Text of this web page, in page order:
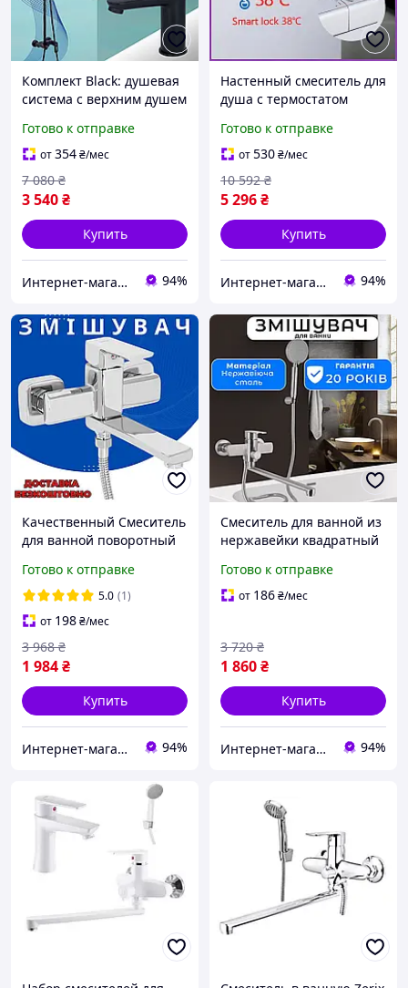
Комплект Black: душевая
система с верхним душем
раковины
Готово к отправке
от354₴/мес
3 540₴
7 080 ₴
Купить
Интернет-магазин Строй Дом 94%
Настенный смеситель для
душа с термостатом
в ванную комнату
Готово к отправке
от530₴/мес
5 296₴
10 592 ₴
Купить
Интернет-магазин Строй Дом 94%
Качественный Смеситель
для ванной поворотный
ванную Краны для
ванной комнаты
Готово к отправке
5.0 (1)
от 198₴/мес
1 984₴
3 968 ₴
Купить
Интернет-магазин Строй Дом 94%
Смеситель для ванной из
нержавейки квадратный
излив качественный
комплект лейкой и шланг
Готово к отправке
от 186₴/мес
1 860₴
3 720 ₴
Купить
Интернет-магазин Строй Дом 94%